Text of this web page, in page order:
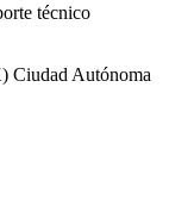
técnico
Ciudad Autónoma